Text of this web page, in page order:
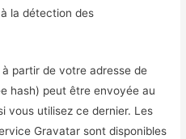
la détection des
partir de votre adresse de
hash) peut être envoyée au
vous utilisez ce dernier. Les
Gravatar sont disponibles